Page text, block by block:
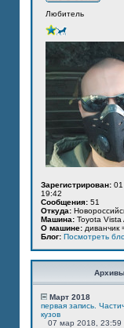
Любитель
Зарегистрирован:
19:42
Сообщения: 51
Откуда:
Машина: Toyota Vista
О машине: диванчик
Блог: Посмотреть
Архивы
Март 2018
первая запись.
кузов
07 мар 2018, 23:59